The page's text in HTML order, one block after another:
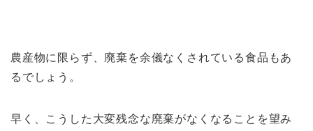
農産物に限らず、廃棄を余儀なくされている食品もあ
るでしょう。
早く、こうした大変残念な廃棄がなくなることを望み